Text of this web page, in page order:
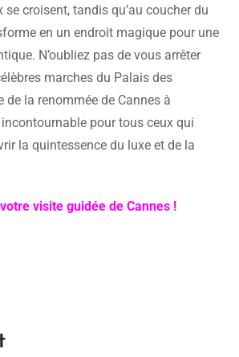
croisent, tandis qu’au coucher du
en un endroit magique pour une
N’oubliez pas de vous arrêter
marches du Palais des
de la renommée de Cannes à
incontournable pour tous ceux qui
la quintessence du luxe et de la
visite guidée de Cannes !